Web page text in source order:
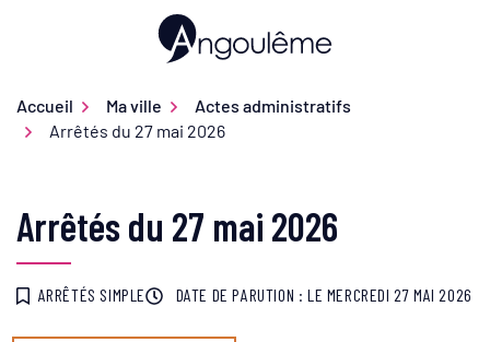
Ville d'Angoulême
Accueil Ma ville
Actes administratifs
Arrêtés du 27 mai 2026
Arrêtés du 27 mai 2026
ARRÊTÉS SIMPLE DATE DE PARUTION : LE MERCREDI 27 MAI 2026